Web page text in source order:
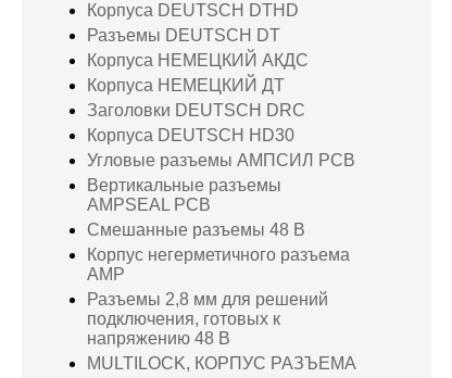
Корпуса DEUTSCH DTHD
Разъемы DEUTSCH DT
Корпуса НЕМЕЦКИЙ АКДС
Корпуса НЕМЕЦКИЙ ДТ
Заголовки DEUTSCH DRC
Корпуса DEUTSCH HD30
Угловые разъемы АМПСИЛ PCB
Вертикальные разъемы
AMPSEAL PCB
Смешанные разъемы 48 В
Корпус негерметичного разъема
AMP
Разъемы 2,8 мм для решений
подключения, готовых к
напряжению 48 В
MULTILOCK, КОРПУС РАЗЪЕМА